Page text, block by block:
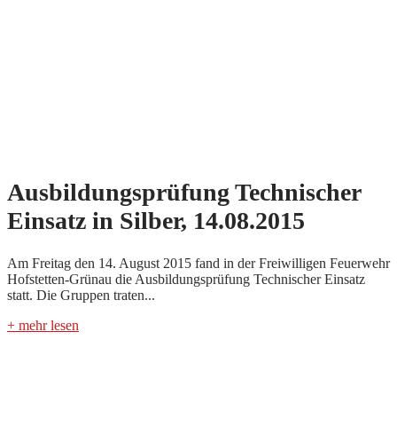
Ausbildungsprüfung Technischer
Einsatz in Silber, 14.08.2015
Am Freitag den 14. August 2015 fand in der Freiwilligen Feuerwehr
Hofstetten-Grünau die Ausbildungsprüfung Technischer Einsatz
statt. Die Gruppen traten...
+ mehr lesen